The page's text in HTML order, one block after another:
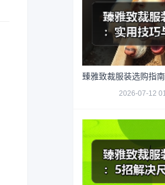
臻雅致裁服装选购指
2026-07-12